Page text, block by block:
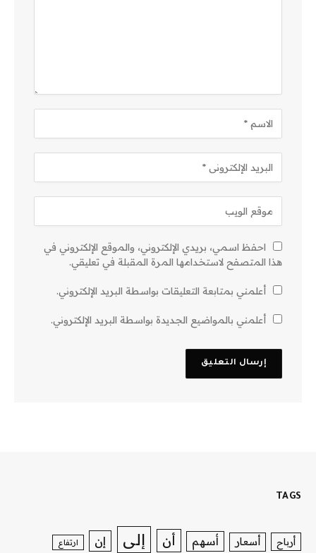
احفظ اسمي، بريدي الإلكتروني، والموقع الإلكتروني في
هذا المتصفح لاستخدامها المرة المقبلة في تعليقي.
أعلمني بمتابعة التعليقات بواسطة البريد الإلكتروني.
أعلمني بالمواضيع الجديدة بواسطة البريد الإلكتروني.
TAGS
أرباح أسعار أسهم أن إلى إن ارتفاع